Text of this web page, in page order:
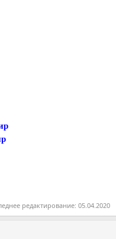
редактирование: 05.04.2020